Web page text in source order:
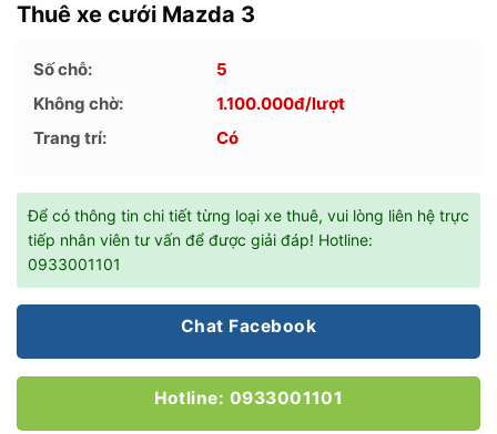
Thuê xe cưới Mazda 3
Số chỗ:
5
Không chờ:
1.100.000đ/lượt
Trang trí:
Có
Để có thông tin chi tiết từng loại xe thuê, vui lòng liên hệ trực
tiếp nhân viên tư vấn để được giải đáp! Hotline:
0933001101
Chat Facebook
Hotline: 0933001101